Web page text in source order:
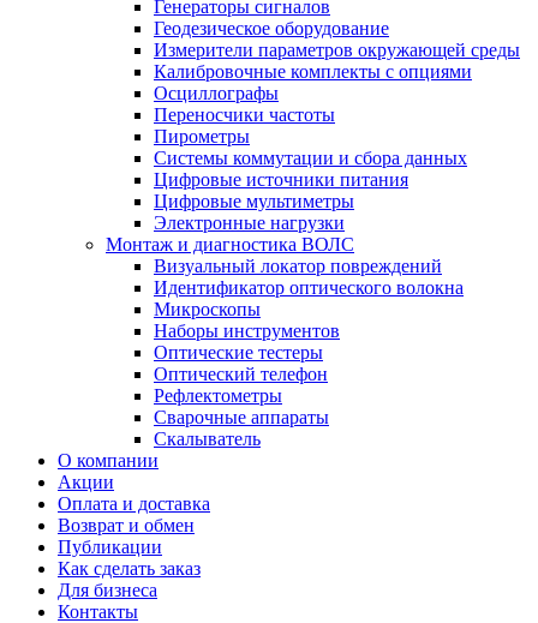
Генераторы сигналов
Геодезическое оборудование
Измерители параметров окружающей среды
Калибровочные комплекты с опциями
Осциллографы
Переносчики частоты
Пирометры
Системы коммутации и сбора данных
Цифровые источники питания
Цифровые мультиметры
Электронные нагрузки
Монтаж и диагностика ВОЛС
Визуальный локатор повреждений
Идентификатор оптического волокна
Микроскопы
Наборы инструментов
Оптические тестеры
Оптический телефон
Рефлектометры
Сварочные аппараты
Скалыватель
О компании
Акции
Оплата и доставка
Возврат и обмен
Публикации
Как сделать заказ
Для бизнеса
Контакты